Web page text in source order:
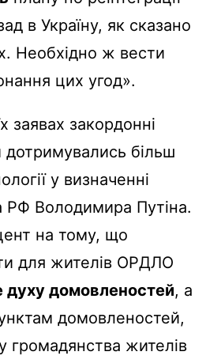
в Україну, як сказано
Необхідно ж вести
цих угод».
заявах закордонні
дотримувались більш
у визначенні
РФ Володимира Путіна.
на тому, що
для жителів ОРДЛО
духу домовленостей, а
домовленостей,
громадянства жителів